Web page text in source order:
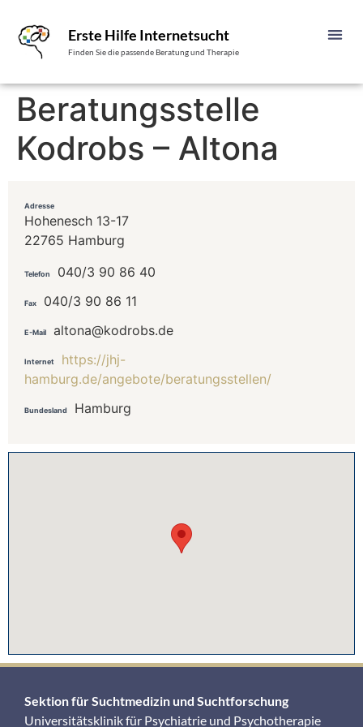
Erste Hilfe Internetsucht
Finden Sie die passende Beratung und Therapie
Beratungsstelle
Kodrobs – Altona
Adresse
Hohenesch 13-17
22765 Hamburg
Telefon 040/3 90 86 40
Fax 040/3 90 86 11
E-Mail altona@kodrobs.de
Internet
https://jhj-
hamburg.de/angebote/beratungsstellen/
Bundesland Hamburg
Sektion für Suchtmedizin und Suchtforschung
Universitätsklinik für Psychiatrie und Psychotherapie